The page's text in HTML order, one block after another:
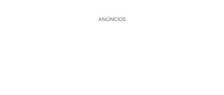
ANÚNCIOS